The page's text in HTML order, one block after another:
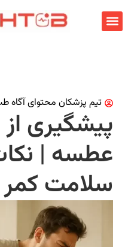
تیم پزشکان محتوای آگاه طب
از
| نکات
کمر